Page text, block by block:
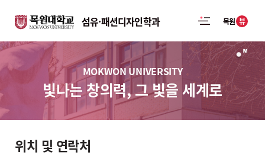
섬유·패션디자인학과 목원 뷰
MOKWON UNIVERSITY
빛나는 창의력, 그 빛을 세계로
위치 및 연락처